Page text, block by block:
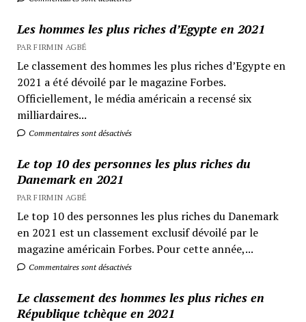
Les hommes les plus riches d’Egypte en 2021
PAR FIRMIN AGBÉ
Le classement des hommes les plus riches d’Egypte en
2021 a été dévoilé par le magazine Forbes.
Officiellement, le média américain a recensé six
milliardaires...
Commentaires sont désactivés
Le top 10 des personnes les plus riches du
Danemark en 2021
PAR FIRMIN AGBÉ
Le top 10 des personnes les plus riches du Danemark
en 2021 est un classement exclusif dévoilé par le
magazine américain Forbes. Pour cette année,...
Commentaires sont désactivés
Le classement des hommes les plus riches en
République tchèque en 2021